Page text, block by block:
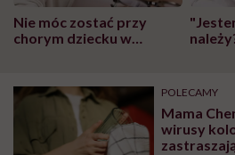
Nie móc zostać przy
chorym dziecku w
może chyba tylko
głupota i brak
wyobraźni"
pracy
POLECAMY
Mama
wirusy